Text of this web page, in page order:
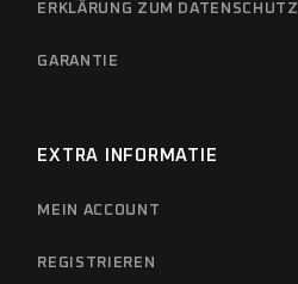
ERKLÄRUNG ZUM DATENSCHUTZ
GARANTIE
EXTRA INFORMATIE
MEIN ACCOUNT
REGISTRIEREN